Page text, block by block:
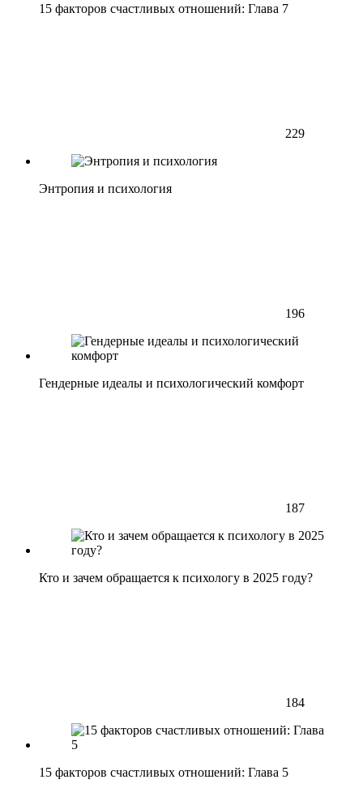
15 факторов счастливых отношений: Глава 7
229
Энтропия и психология
196
Гендерные идеалы и психологический комфорт
187
Кто и зачем обращается к психологу в 2025 году?
184
15 факторов счастливых отношений: Глава 5